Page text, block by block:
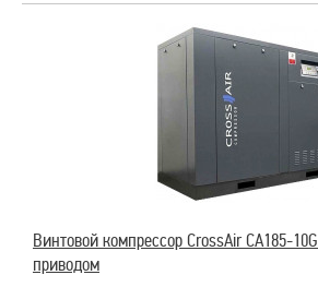
Винтовой компрессор CrossAir CA185-
приводом